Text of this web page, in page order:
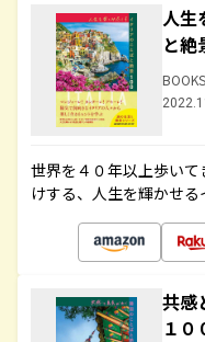
人生
と絶
世界を４０年以上歩い
けする、人生を輝かせ
共感
１０